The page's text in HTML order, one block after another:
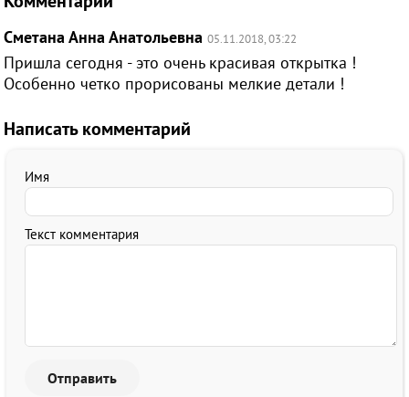
Сметана Анна Анатольевна 05.11.2018, 03:22
Пришла сегодня - это очень красивая открытка !
Особенно четко прорисованы мелкие детали !
Написать комментарий
Имя
Текст комментария